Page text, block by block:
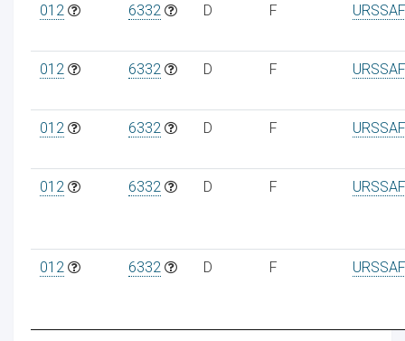
012 6332 D F
012 6332 D F
012 6332 D F
012 6332 D F
012 6332 D F